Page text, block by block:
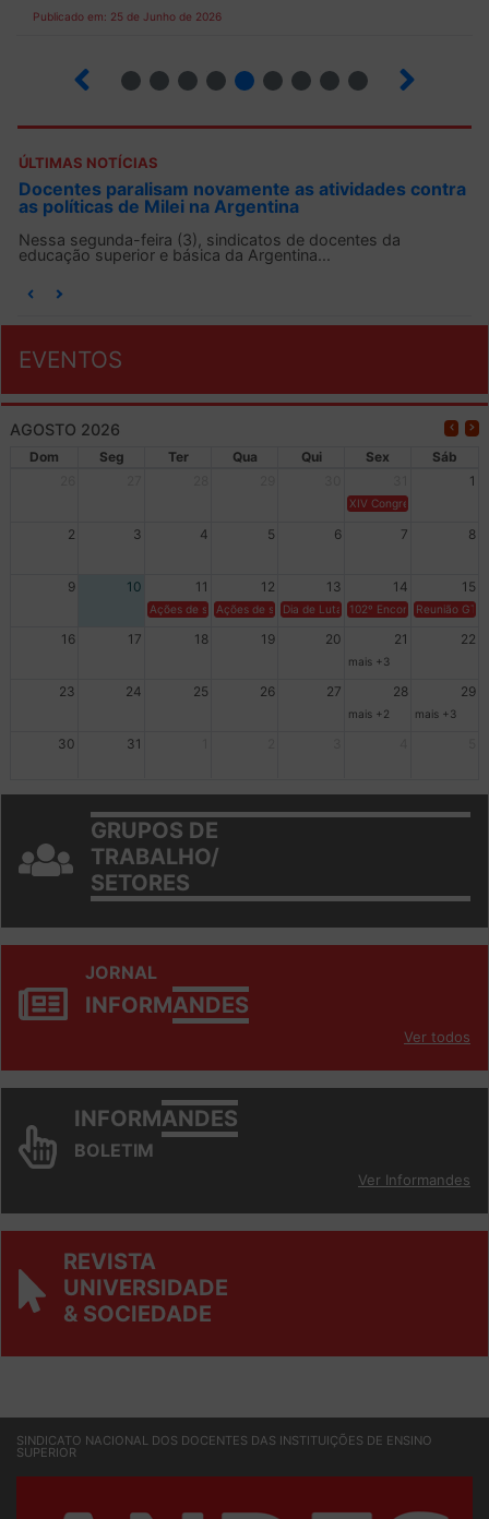
Publicado em: 25 de Junho de 2026
ÚLTIMAS NOTÍCIAS
contra ANDES-SN convoca docentes para Dia de
Solidariedade Internacionalista com Cuba em
O ANDES-SN conclama suas seções sindicais e o
EVENTOS
AGOSTO 2026
Dom Seg Ter Qua Qui Sex
Sáb
1
XIV Congresso Brasileiro
2 3 4 5 6 7 8
9 10 11 12 13 14 15
Ações de solidariedade a Cuba no Rio Grande do Sul - 100
Ações de solidariedade a Cuba no Rio Grande do
Dia de Luta em Defesa de Cuba e da
102º Encontro da
Reunião
16 17 18 19 20 21 22
mais +3
23 24 25 26 27 28 29
mais +2 mais +3
30 31
GRUPOS DE
TRABALHO/
SETORES
JORNAL
INFORMANDES
Ver todos
INFORMANDES
BOLETIM
Ver Informandes
REVISTA
UNIVERSIDADE
& SOCIEDADE
SINDICATO NACIONAL DOS DOCENTES DAS INSTITUIÇÕES DE ENSINO
SUPERIOR